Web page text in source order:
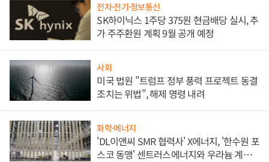
전자·전기·정보통신
SK하이닉스 1주당 375원 현금배당 실시, 추
가 주주환원 계획 9월 공개 예정
사회
미국 법원 "트럼프 정부 풍력 프로젝트 동결
조치는 위법", 해제 명령 내려
화학·에너지
'DL이앤씨 SMR 협력사' X에너지, '한수원 포
스코 동맹' 센트러스에너지와 우라늄 계약